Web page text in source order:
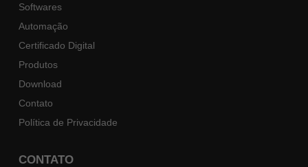
Softwares
Automação
Certificado Digital
Produtos
Download
Contato
Política de Privacidade
CONTATO